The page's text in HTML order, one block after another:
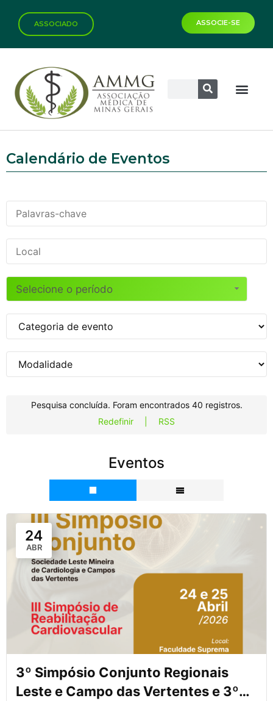
ASSOCIADO ASSOCIE-SE
Calendário de Eventos
Selecione o período
Pesquisa concluída. Foram encontrados 40 registros.
Redefinir
RSS
Eventos
24
ABR
3º Simpósio Conjunto Regionais
Leste e Campo das Vertentes e 3º